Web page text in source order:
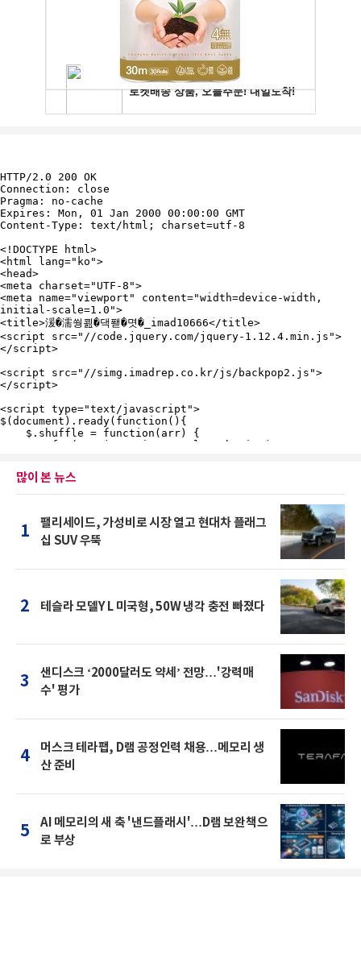
많이 본 뉴스
1
팰리세이드, 가성비로 시장 열고 현대차 플래그
십 SUV 우뚝
2 테슬라 모델Y L 미국형, 50W 냉각 충전 빠졌다
3
샌디스크 ‘2000달러도 약세’ 전망…'강력매
수' 평가
4
머스크 테라팹, D램 공정인력 채용…메모리 생
산 준비
5
AI 메모리의 새 축 '낸드플래시'…D램 보완책으
로 부상